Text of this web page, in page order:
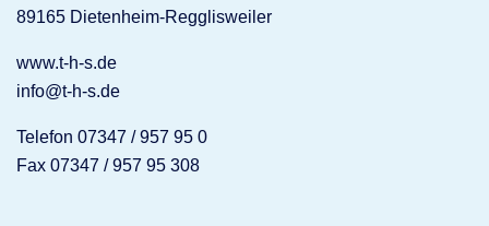
89165 Dietenheim-Regglisweiler
www.t-h-s.de
info@t-h-s.de
Telefon 07347 / 957 95 0
Fax 07347 / 957 95 308